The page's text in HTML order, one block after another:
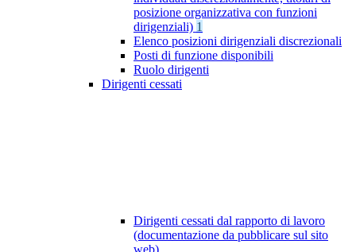
posizione organizzativa con funzioni
dirigenziali) 1
Elenco posizioni dirigenziali discrezionali
Posti di funzione disponibili
Ruolo dirigenti
Dirigenti cessati
Dirigenti cessati dal rapporto di lavoro
(documentazione da pubblicare sul sito